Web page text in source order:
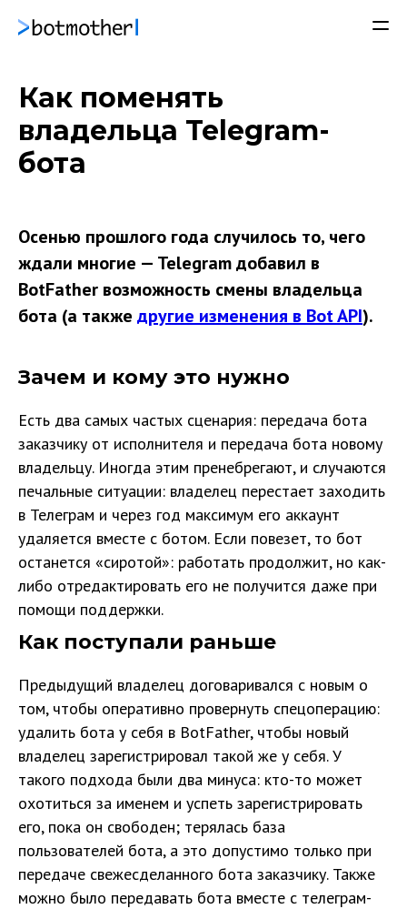
Как поменять
владельца Telegram-
бота
Осенью прошлого года случилось то, чего
ждали многие — Telegram добавил в
BotFather возможность смены владельца
бота (а также другие изменения в Bot API).
Зачем и кому это нужно
Есть два самых частых сценария: передача бота
заказчику от исполнителя и передача бота новому
владельцу. Иногда этим пренебрегают, и случаются
печальные ситуации: владелец перестает заходить
в Телеграм и через год максимум его аккаунт
удаляется вместе с ботом. Если повезет, то бот
останется «сиротой»: работать продолжит, но как-
либо отредактировать его не получится даже при
помощи поддержки.
Как поступали раньше
Предыдущий владелец договаривался с новым о
том, чтобы оперативно провернуть спецоперацию:
удалить бота у себя в BotFather, чтобы новый
владелец зарегистрировал такой же у себя. У
такого подхода были два минуса: кто-то может
охотиться за именем и успеть зарегистрировать
его, пока он свободен; терялась база
пользователей бота, а это допустимо только при
передаче свежесделанного бота заказчику. Также
можно было передавать бота вместе с телеграм-